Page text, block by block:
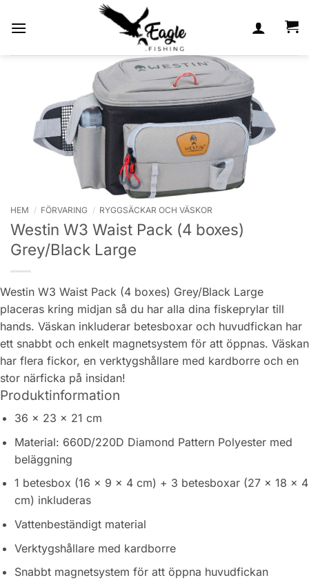
HEM / FÖRVARING / RYGGSÄCKAR OCH VÄSKOR
Westin W3 Waist Pack (4 boxes)
Grey/Black Large
Westin W3 Waist Pack (4 boxes) Grey/Black Large
placeras kring midjan så du har alla dina fiskeprylar till
hands. Väskan inkluderar betesboxar och huvudfickan har
ett snabbt och enkelt magnetsystem för att öppnas. Väskan
har flera fickor, en verktygshållare med kardborre och en
stor närficka på insidan!
Produktinformation
36 x 23 x 21 cm
Material: 660D/220D Diamond Pattern Polyester med
beläggning
1 betesbox (16 x 9 x 4 cm) + 3 betesboxar (27 x 18 x 4
cm) inkluderas
Vattenbeständigt material
Verktygshållare med kardborre
Snabbt magnetsystem för att öppna huvudfickan